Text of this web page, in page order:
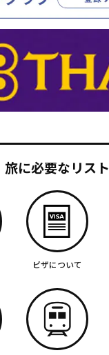
旅に必要なリスト
ビザについて